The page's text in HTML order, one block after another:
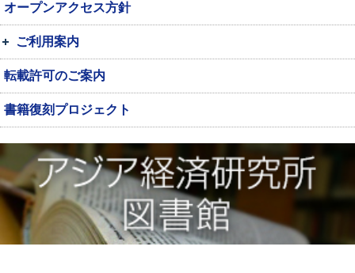
オープンアクセス方針
ご利用案内
転載許可のご案内
書籍復刻プロジェクト